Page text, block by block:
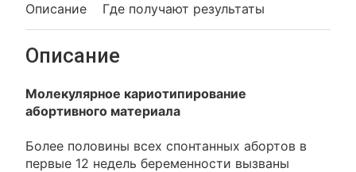
Описание Где получают результаты
Описание
Молекулярное кариотипирование
абортивного материала
Более половины всех спонтанных абортов в
первые 12 недель беременности вызваны